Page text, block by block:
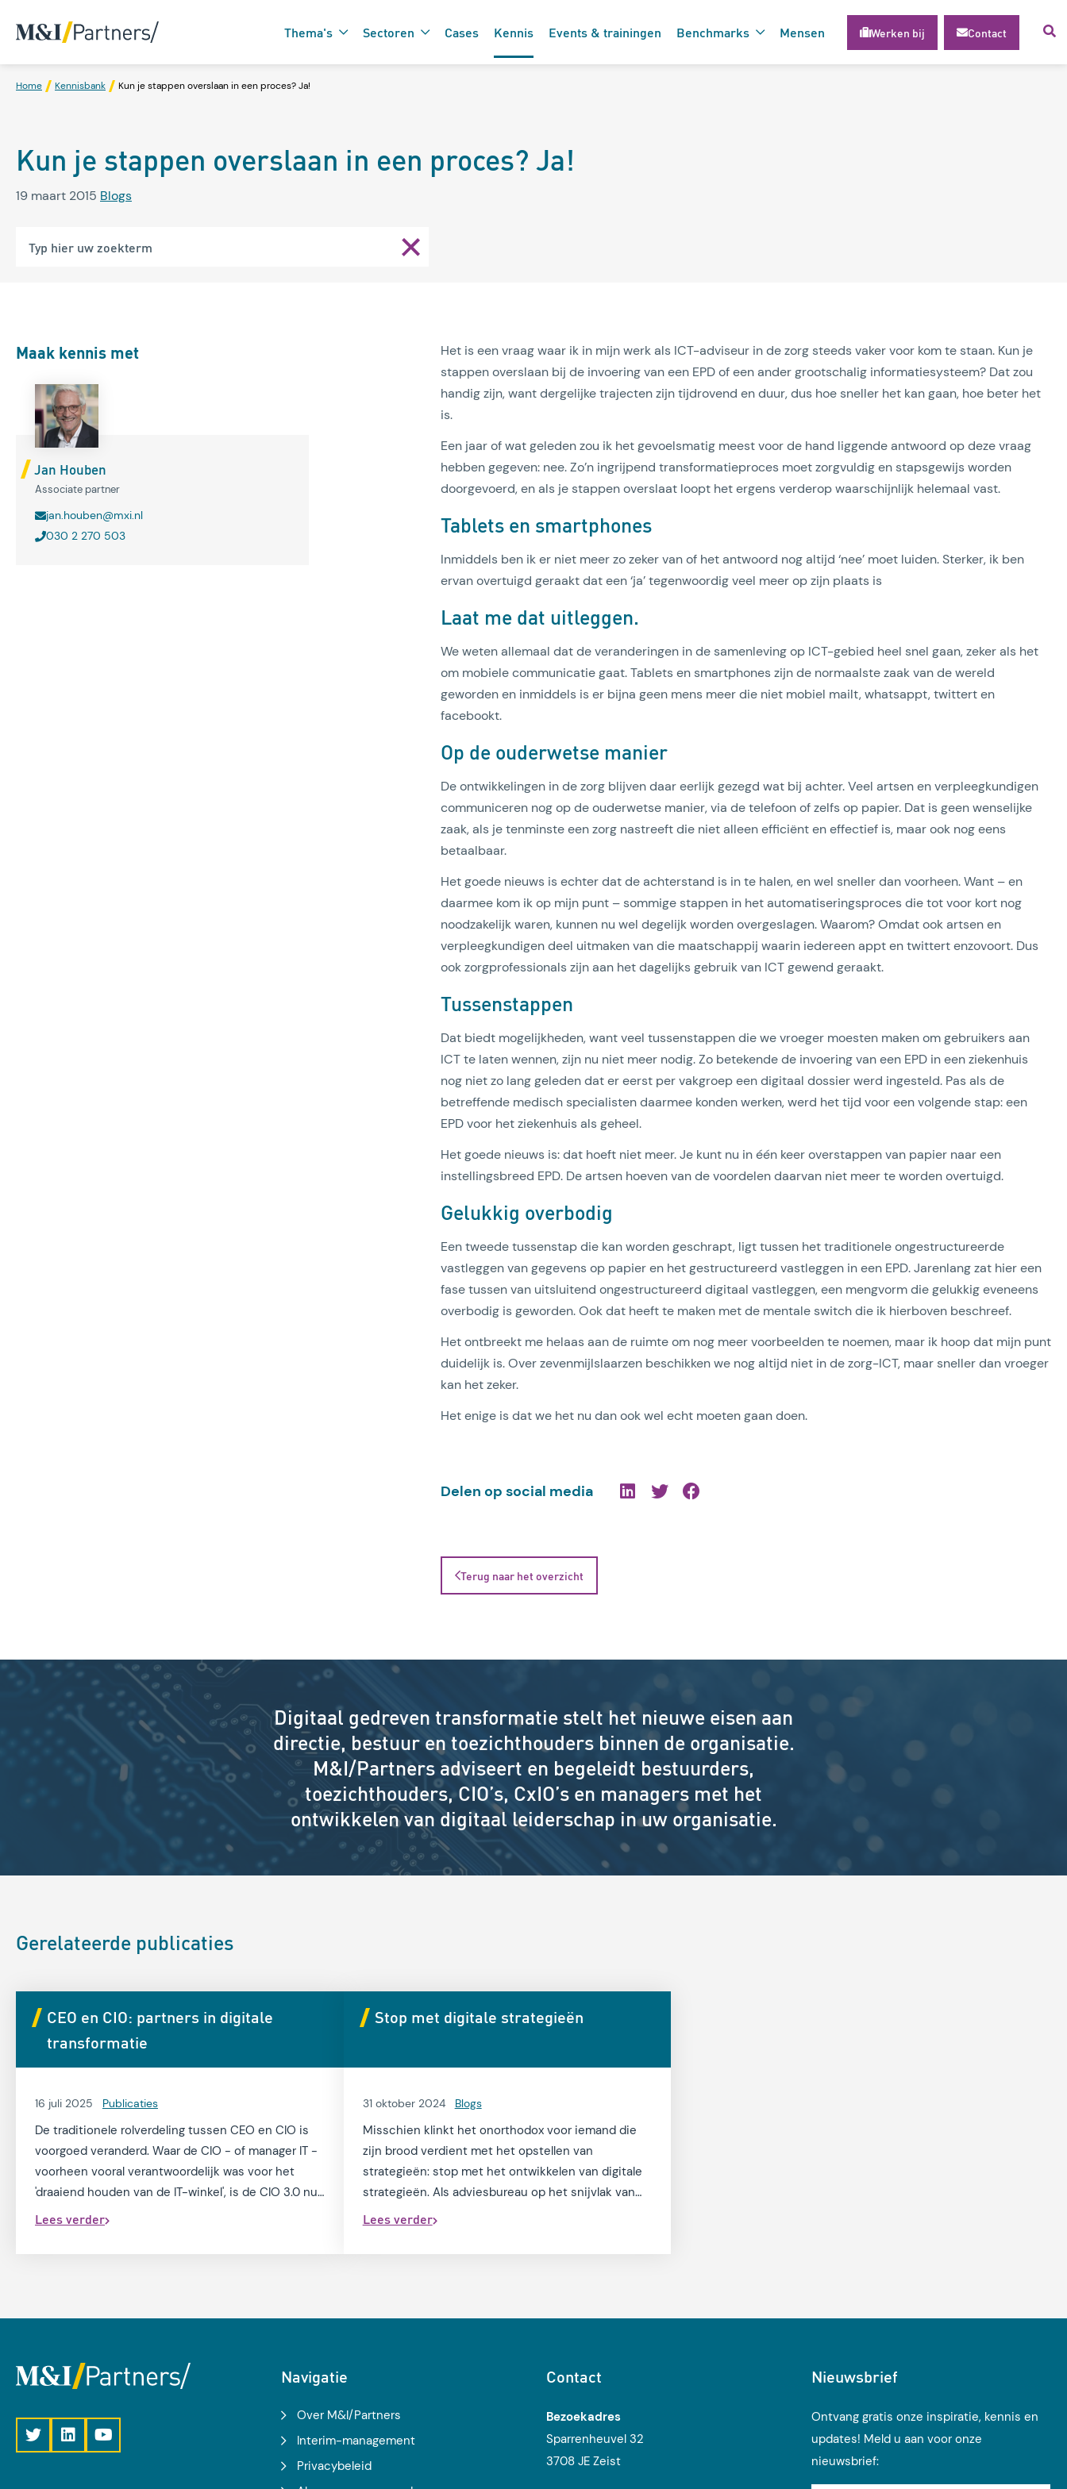
Thema's Sectoren Cases Kennis Events & trainingen Benchmarks Mensen Werken bij Contact
Home Kennisbank Kun je stappen overslaan in een proces? Ja!
Kun je stappen overslaan in een proces? Ja!
19 maart 2015 Blogs
Het is een vraag waar ik in mijn werk als ICT-adviseur in de zorg steeds vaker voor kom te staan. Kun je
stappen overslaan bij de invoering van een EPD of een ander grootschalig informatiesysteem? Dat zou
handig zijn, want dergelijke trajecten zijn tijdrovend en duur, dus hoe sneller het kan gaan, hoe beter het
is.
Een jaar of wat geleden zou ik het gevoelsmatig meest voor de hand liggende antwoord op deze vraag
hebben gegeven: nee. Zo’n ingrijpend transformatieproces moet zorgvuldig en stapsgewijs worden
doorgevoerd, en als je stappen overslaat loopt het ergens verderop waarschijnlijk helemaal vast.
Tablets en smartphones
Inmiddels ben ik er niet meer zo zeker van of het antwoord nog altijd ‘nee’ moet luiden. Sterker, ik ben
ervan overtuigd geraakt dat een ‘ja’ tegenwoordig veel meer op zijn plaats is
Laat me dat uitleggen.
We weten allemaal dat de veranderingen in de samenleving op ICT-gebied heel snel gaan, zeker als het
om mobiele communicatie gaat. Tablets en smartphones zijn de normaalste zaak van de wereld
geworden en inmiddels is er bijna geen mens meer die niet mobiel mailt, whatsappt, twittert en
facebookt.
Op de ouderwetse manier
De ontwikkelingen in de zorg blijven daar eerlijk gezegd wat bij achter. Veel artsen en verpleegkundigen
communiceren nog op de ouderwetse manier, via de telefoon of zelfs op papier. Dat is geen wenselijke
zaak, als je tenminste een zorg nastreeft die niet alleen efficiënt en effectief is, maar ook nog eens
betaalbaar.
Het goede nieuws is echter dat de achterstand is in te halen, en wel sneller dan voorheen. Want – en
daarmee kom ik op mijn punt – sommige stappen in het automatiseringsproces die tot voor kort nog
noodzakelijk waren, kunnen nu wel degelijk worden overgeslagen. Waarom? Omdat ook artsen en
verpleegkundigen deel uitmaken van die maatschappij waarin iedereen appt en twittert enzovoort. Dus
ook zorgprofessionals zijn aan het dagelijks gebruik van ICT gewend geraakt.
Tussenstappen
Dat biedt mogelijkheden, want veel tussenstappen die we vroeger moesten maken om gebruikers aan
ICT te laten wennen, zijn nu niet meer nodig. Zo betekende de invoering van een EPD in een ziekenhuis
nog niet zo lang geleden dat er eerst per vakgroep een digitaal dossier werd ingesteld. Pas als de
betreffende medisch specialisten daarmee konden werken, werd het tijd voor een volgende stap: een
EPD voor het ziekenhuis als geheel.
Het goede nieuws is: dat hoeft niet meer. Je kunt nu in één keer overstappen van papier naar een
instellingsbreed EPD. De artsen hoeven van de voordelen daarvan niet meer te worden overtuigd.
Gelukkig overbodig
Een tweede tussenstap die kan worden geschrapt, ligt tussen het traditionele ongestructureerde
vastleggen van gegevens op papier en het gestructureerd vastleggen in een EPD. Jarenlang zat hier een
fase tussen van uitsluitend ongestructureerd digitaal vastleggen, een mengvorm die gelukkig eveneens
overbodig is geworden. Ook dat heeft te maken met de mentale switch die ik hierboven beschreef.
Het ontbreekt me helaas aan de ruimte om nog meer voorbeelden te noemen, maar ik hoop dat mijn punt
duidelijk is. Over zevenmijlslaarzen beschikken we nog altijd niet in de zorg-ICT, maar sneller dan vroeger
kan het zeker.
Het enige is dat we het nu dan ook wel echt moeten gaan doen.
Delen op social media
Terug naar het overzicht
Maak kennis met
Jan Houben
Associate partner
jan.houben@mxi.nl
030 2 270 503
Digitaal gedreven transformatie stelt het nieuwe eisen aan
directie, bestuur en toezichthouders binnen de organisatie.
M&I/Partners adviseert en begeleidt bestuurders,
toezichthouders, CIO’s, CxIO’s en managers met het
ontwikkelen van digitaal leiderschap in uw organisatie.
Gerelateerde publicaties
CEO en CIO: partners in digitale
transformatie
16 juli 2025 Publicaties
De traditionele rolverdeling tussen CEO en CIO is
voorgoed veranderd. Waar de CIO - of manager IT -
voorheen vooral verantwoordelijk was voor het
'draaiend houden van de IT-winkel', is de CIO 3.0 nu
een strategisch partner van de CEO, essentieel
Lees verder
Stop met digitale strategieën
31 oktober 2024 Blogs
Misschien klinkt het onorthodox voor iemand die
zijn brood verdient met het opstellen van
strategieën: stop met het ontwikkelen van digitale
strategieën. Als adviesbureau op het snijvlak van
organisatie en IT, krijgen we regelmatig verzoeken
Lees verder
Navigatie
Over M&I/Partners
Interim-management
Privacybeleid
Contact
Bezoekadres
Sparrenheuvel 32
3708 JE Zeist
Nieuwsbrief
Ontvang gratis onze inspiratie, kennis en
updates! Meld u aan voor onze
nieuwsbrief: